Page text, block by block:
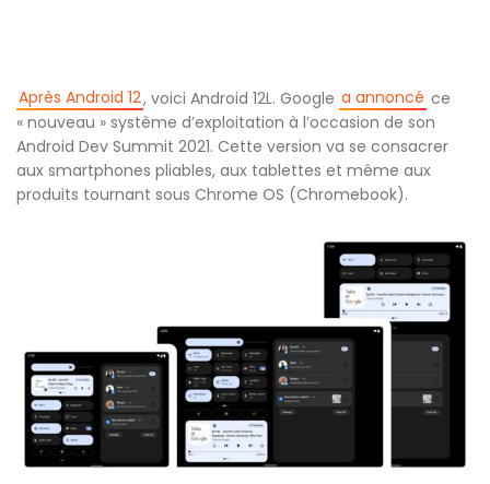
Après Android 12, voici Android 12L. Google a annoncé ce
« nouveau » système d’exploitation à l’occasion de son
Android Dev Summit 2021. Cette version va se consacrer
aux smartphones pliables, aux tablettes et même aux
produits tournant sous Chrome OS (Chromebook).